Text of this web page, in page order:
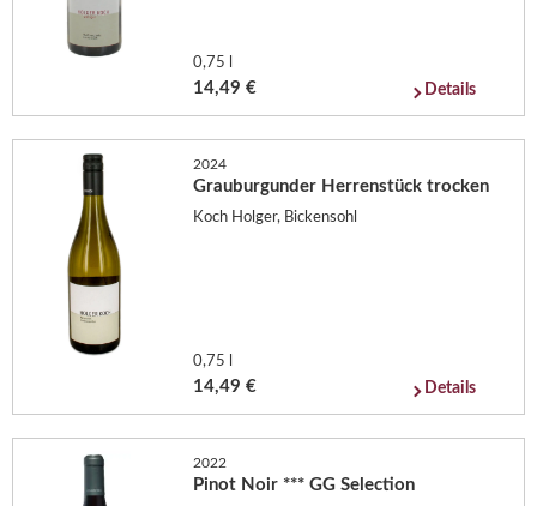
0,75 l
14,49 € Details
2024
Grauburgunder Herrenstück trocken
Koch Holger, Bickensohl
0,75 l
14,49 € Details
2022
Pinot Noir *** GG Selection